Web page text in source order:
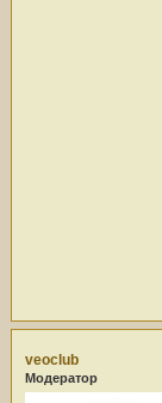
veoclub
Модератор